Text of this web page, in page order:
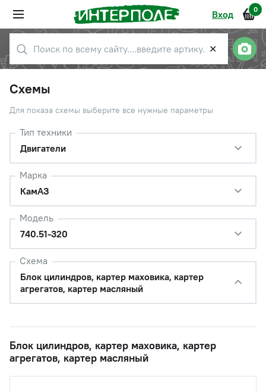
Вход 0
✕
Схемы
Для показа схемы выберите все нужные параметры
Тип техники
Двигатели
Марка
КамАЗ
Модель
740.51-320
Схема
Блок цилиндров, картер маховика, картер
агрегатов, картер масляный
Блок цилиндров, картер маховика, картер
агрегатов, картер масляный